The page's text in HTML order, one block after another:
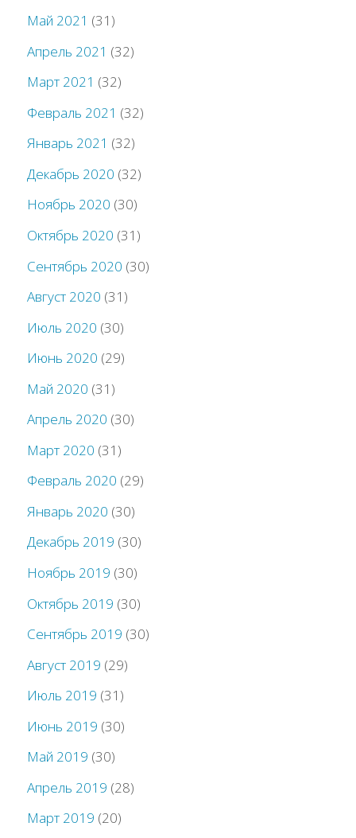
Май 2021 (31)
Апрель 2021 (32)
Март 2021 (32)
Февраль 2021 (32)
Январь 2021 (32)
Декабрь 2020 (32)
Ноябрь 2020 (30)
Октябрь 2020 (31)
Сентябрь 2020 (30)
Август 2020 (31)
Июль 2020 (30)
Июнь 2020 (29)
Май 2020 (31)
Апрель 2020 (30)
Март 2020 (31)
Февраль 2020 (29)
Январь 2020 (30)
Декабрь 2019 (30)
Ноябрь 2019 (30)
Октябрь 2019 (30)
Сентябрь 2019 (30)
Август 2019 (29)
Июль 2019 (31)
Июнь 2019 (30)
Май 2019 (30)
Апрель 2019 (28)
Март 2019 (20)